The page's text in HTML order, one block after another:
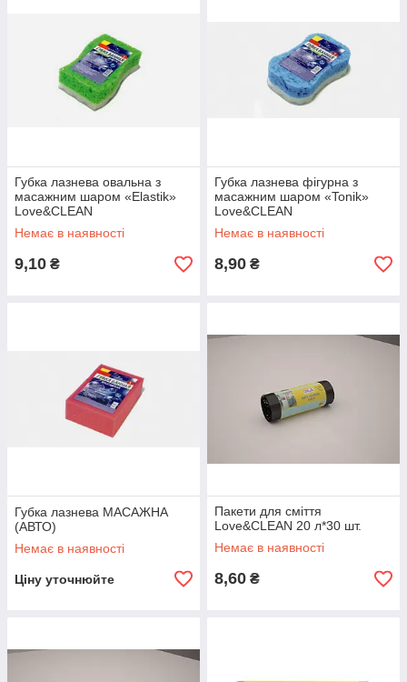
Губка лазнева овальна з
масажним шаром «Elastik»
Love&CLEAN
Немає в наявності
9,10 ₴
Губка лазнева фігурна з
масажним шаром «Tonik»
Love&CLEAN
Немає в наявності
8,90 ₴
Губка лазнева МАСАЖНА
(АВТО)
Немає в наявності
Ціну уточнюйте
Пакети для сміття
Love&CLEAN 20 л*30 шт.
Немає в наявності
8,60 ₴